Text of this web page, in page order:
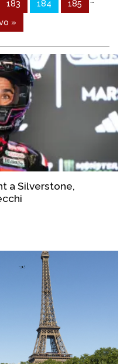
183 184
185
»
a Silverstone,